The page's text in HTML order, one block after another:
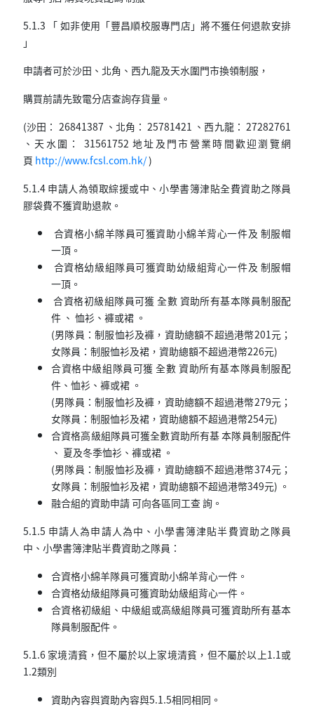
5.1.3 「 如非使用「豐昌順校服專門店」將不獲任何退款安排
」
申請者可於沙田、北角、西九龍及天水圍門市換領制服，
購買前請先致電分店查詢存貨量。
(沙田： 26841387 、北角： 25781421 、西九龍： 27282761
、天水圍： 31561752 地址及門市營業時間歡迎瀏覽網
頁 http://www.fcsl.com.hk/)
5.1.4 申請人為領取綜援或中、小學書簿津貼全費資助之隊員
膠袋費不獲資助退款。
合資格小綿羊隊員可獲資助小綿羊背心一件及 制服帽
一頂。
合資格幼級組隊員可獲資助幼級組背心一件及 制服帽
一頂。
合資格初級組隊員可獲 全數 資助所有基本隊員制服配
件 、 恤衫、褲或裙 。
(男隊員：制服恤衫及褲，資助總額不超過港幣201元；
女隊員：制服恤衫及裙，資助總額不超過港幣226元)
合資格中級組隊員可獲 全數 資助所有基本隊員制服配
件、恤衫、褲或裙 。
(男隊員：制服恤衫及褲，資助總額不超過港幣279元；
女隊員：制服恤衫及裙，資助總額不超過港幣254元)
合資格高級組隊員可獲全數資助所有基 本隊員制服配件
、 夏及冬季恤衫、褲或裙 。
(男隊員：制服恤衫及褲，資助總額不超過港幣374元；
女隊員：制服恤衫及裙，資助總額不超過港幣349元) 。
融合組的資助申請 可向各區同工查 詢。
5.1.5 申請人為申請人為中、小學書簿津貼半費資助之隊員
中、小學書簿津貼半費資助之隊員：
合資格小綿羊隊員可獲資助小綿羊背心一件。
合資格幼級組隊員可獲資助幼級組背心一件。
合資格初級組、中級組或高級組隊員可獲資助所有基本
隊員制服配件。
5.1.6 家境清貧，但不屬於以上家境清貧，但不屬於以上1.1或
1.2類別
資助內容與資助內容與5.1.5相同相同。